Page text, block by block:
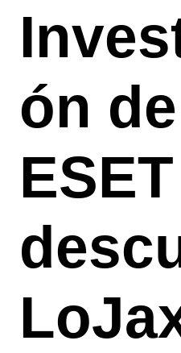
ón de
ESET